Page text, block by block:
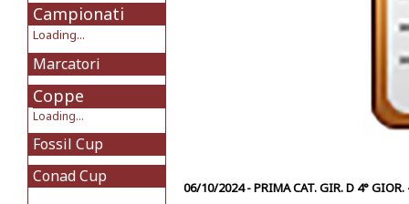
Campionati
Loading...
Marcatori
Coppe
Loading...
Fossil Cup
Conad Cup
06/10/2024 - PRIMA CAT. GIR. D 4° GIOR.